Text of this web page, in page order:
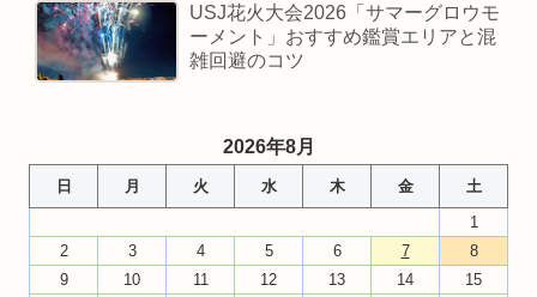
USJ花火大会2026「サマーグロウモ
ーメント」おすすめ鑑賞エリアと混
雑回避のコツ
2026年8月
日 月 火 水 木 金
土
1
2
3 4 5 6 7
8
9
10 11 12 13 14
15